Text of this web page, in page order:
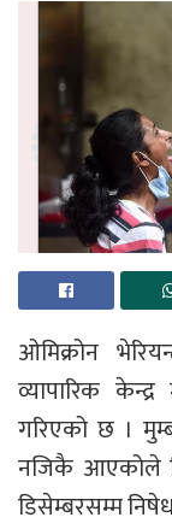
ओमिक्रोन
व्यापारिक
गरिएको छ ।
नजिकै आएकोले
डिसेम्बरसम्म